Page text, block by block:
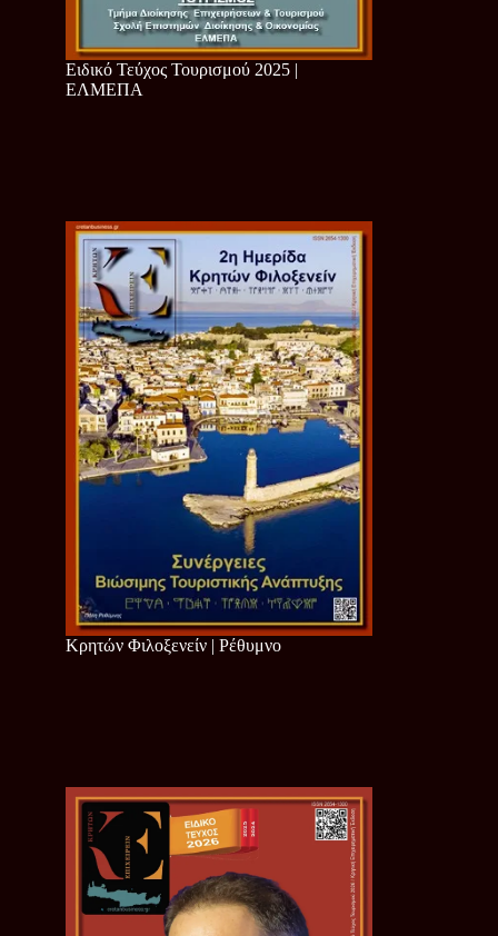
Ειδικό Τεύχος Τουρισμού 2025 |
ΕΛΜΕΠΑ
Κρητών Φιλοξενείν | Ρέθυμνο